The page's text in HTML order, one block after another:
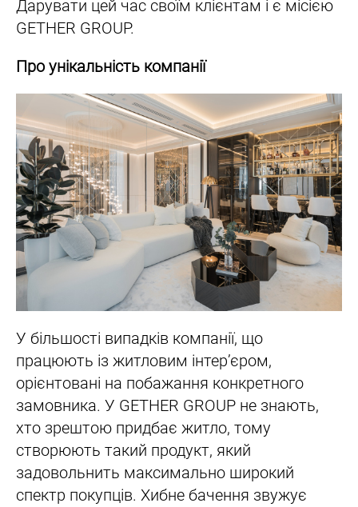
Дарувати цей час своїм клієнтам і є місією
GETHER GROUP.
Про унікальність компанії
У більшості випадків компанії, що
працюють із житловим інтер’єром,
орієнтовані на побажання конкретного
замовника. У GETHER GROUP не знають,
хто зрештою придбає житло, тому
створюють такий продукт, який
задовольнить максимально широкий
спектр покупців. Хибне бачення звужує